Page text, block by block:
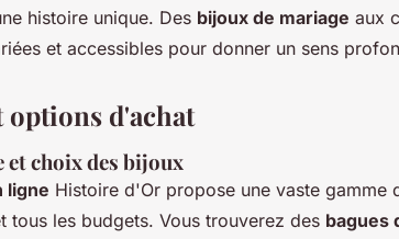
histoire unique. Des bijoux de mariage aux
et accessibles pour donner un sens
options d'achat
et choix des bijoux
ligne Histoire d'Or propose une vaste gamme
tous les budgets. Vous trouverez des bagues